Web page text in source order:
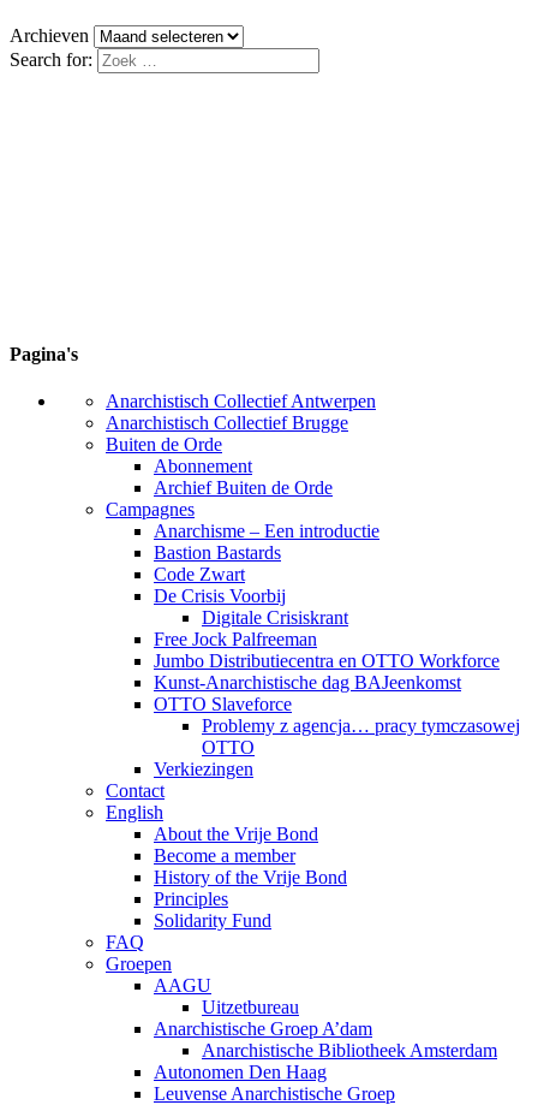
Archieven
Search for:
Pagina's
Anarchistisch Collectief Antwerpen
Anarchistisch Collectief Brugge
Buiten de Orde
Abonnement
Archief Buiten de Orde
Campagnes
Anarchisme – Een introductie
Bastion Bastards
Code Zwart
De Crisis Voorbij
Digitale Crisiskrant
Free Jock Palfreeman
Jumbo Distributiecentra en OTTO Workforce
Kunst-Anarchistische dag BAJeenkomst
OTTO Slaveforce
Problemy z agencja… pracy tymczasowej
OTTO
Verkiezingen
Contact
English
About the Vrije Bond
Become a member
History of the Vrije Bond
Principles
Solidarity Fund
FAQ
Groepen
AAGU
Uitzetbureau
Anarchistische Groep A’dam
Anarchistische Bibliotheek Amsterdam
Autonomen Den Haag
Leuvense Anarchistische Groep